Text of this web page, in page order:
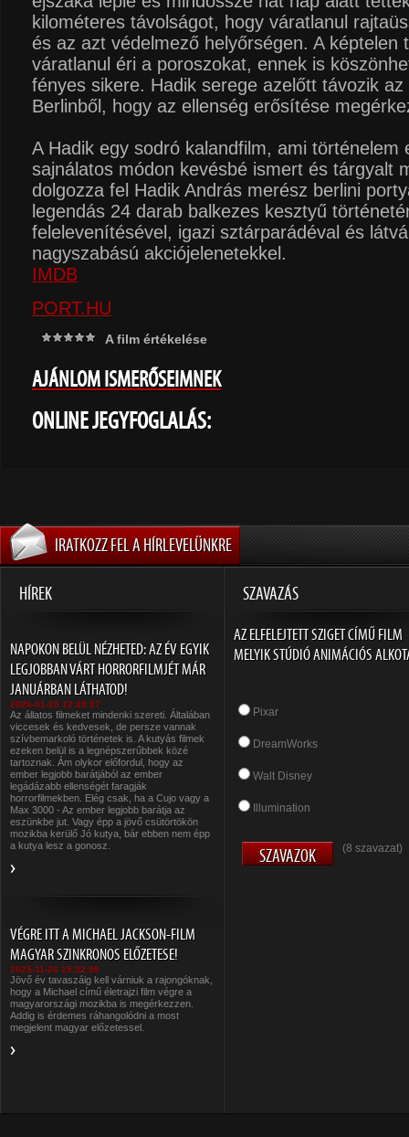
kilométeres távolságot, hogy váratlanul
és az azt védelmező helyőrségen. A képtelen
váratlanul éri a poroszokat, ennek is
fényes sikere. Hadik serege azelőtt távozik az
Berlinből, hogy az ellenség erősítése
A Hadik egy sodró kalandfilm, ami történelem
sajnálatos módon kevésbé ismert és tárgyalt
dolgozza fel Hadik András merész berlini
legendás 24 darab balkezes kesztyű
felelevenítésével, igazi sztárparádéval és
nagyszabású akciójelenetekkel.
IMDB
PORT.HU
A film értékelése
AJÁNLOM ISMERŐSEIMNEK
ONLINE JEGYFOGLALÁS:
IRATKOZZ FEL A HÍRLEVELÜNKRE
HÍREK SZAVAZÁS
NAPOKON BELÜL NÉZHETED: AZ ÉV EGYIK
LEGJOBBAN VÁRT HORRORFILMJÉT MÁR
JANUÁRBAN LÁTHATOD!
2026-01-20 12:45:27
Az állatos filmeket mindenki szereti. Általában
viccesek és kedvesek, de persze vannak
szívbemarkoló történetek is. A kutyás filmek
ezeken belül is a legnépszerűbbek közé
tartoznak. Ám olykor előfordul, hogy az
ember legjobb barátjából az ember
legádázabb ellenségét faragják
horrorfilmekben. Elég csak, ha a Cujo vagy a
Max 3000 - Az ember legjobb barátja az
eszünkbe jut. Vagy épp a jövő csütörtökön
mozikba kerülő Jó kutya, bár ebben nem épp
a kutya lesz a gonosz.
VÉGRE ITT A MICHAEL JACKSON-FILM
MAGYAR SZINKRONOS ELŐZETESE!
2025-11-26 15:32:58
Jövő év tavaszáig kell várniuk a rajongóknak,
hogy a Michael című életrajzi film végre a
magyarországi mozikba is megérkezzen.
Addig is érdemes ráhangolódni a most
megjelent magyar előzetessel.
AZ ELFELEJTETT SZIGET CÍMŰ FILM
MELYIK STÚDIÓ ANIMÁCIÓS
Pixar
DreamWorks
Walt Disney
Illumination
(8 szavazat)